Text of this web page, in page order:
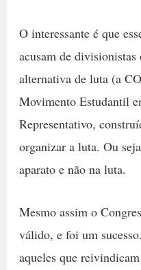
O interessante é que
acusam de
alternativa de luta (a
Movimento Estudantil
Representativo,
organizar a luta. Ou
aparato e não na luta.
Mesmo assim o
válido, e foi um
aqueles que